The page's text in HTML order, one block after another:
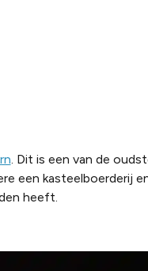
. Dit is een van de
een kasteelboerderij
heeft.